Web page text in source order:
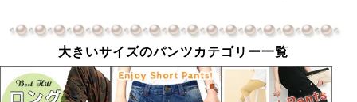
大きいサイズのパンツカテゴリー一覧